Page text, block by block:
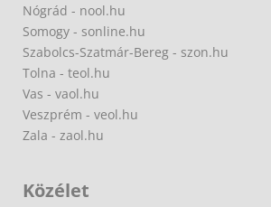
Nógrád - nool.hu
Somogy - sonline.hu
Szabolcs-Szatmár-Bereg - szon.hu
Tolna - teol.hu
Vas - vaol.hu
Veszprém - veol.hu
Zala - zaol.hu
Közélet